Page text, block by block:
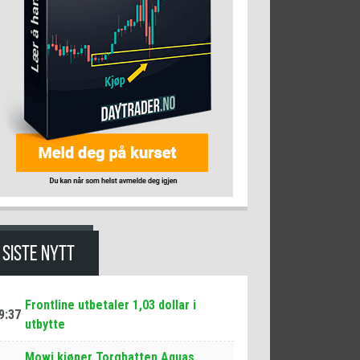
SISTE NYTT
Frontline utbetaler 1,03 dollar i
utbytte